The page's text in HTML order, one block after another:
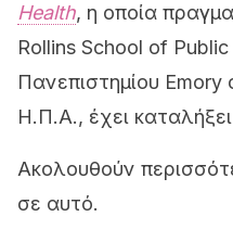
Health, η οποία
Rollins School of
Πανεπιστημίου
Η.Π.Α., έχει
Ακολουθούν
σε αυτό.